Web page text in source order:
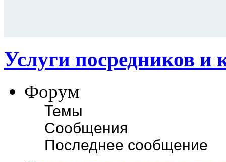
Услуги посредников и
Форум
Темы
Сообщения
Последнее сообщение